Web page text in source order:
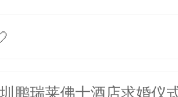
鹏瑞莱佛士酒店求婚仪